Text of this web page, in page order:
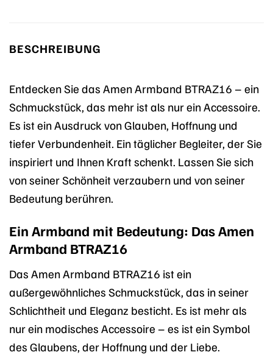
BESCHREIBUNG
Entdecken Sie das Amen Armband BTRAZ16 – ein
Schmuckstück, das mehr ist als nur ein Accessoire.
Es ist ein Ausdruck von Glauben, Hoffnung und
tiefer Verbundenheit. Ein täglicher Begleiter, der Sie
inspiriert und Ihnen Kraft schenkt. Lassen Sie sich
von seiner Schönheit verzaubern und von seiner
Bedeutung berühren.
Ein Armband mit Bedeutung: Das Amen
Armband BTRAZ16
Das Amen Armband BTRAZ16 ist ein
außergewöhnliches Schmuckstück, das in seiner
Schlichtheit und Eleganz besticht. Es ist mehr als
nur ein modisches Accessoire – es ist ein Symbol
des Glaubens, der Hoffnung und der Liebe.